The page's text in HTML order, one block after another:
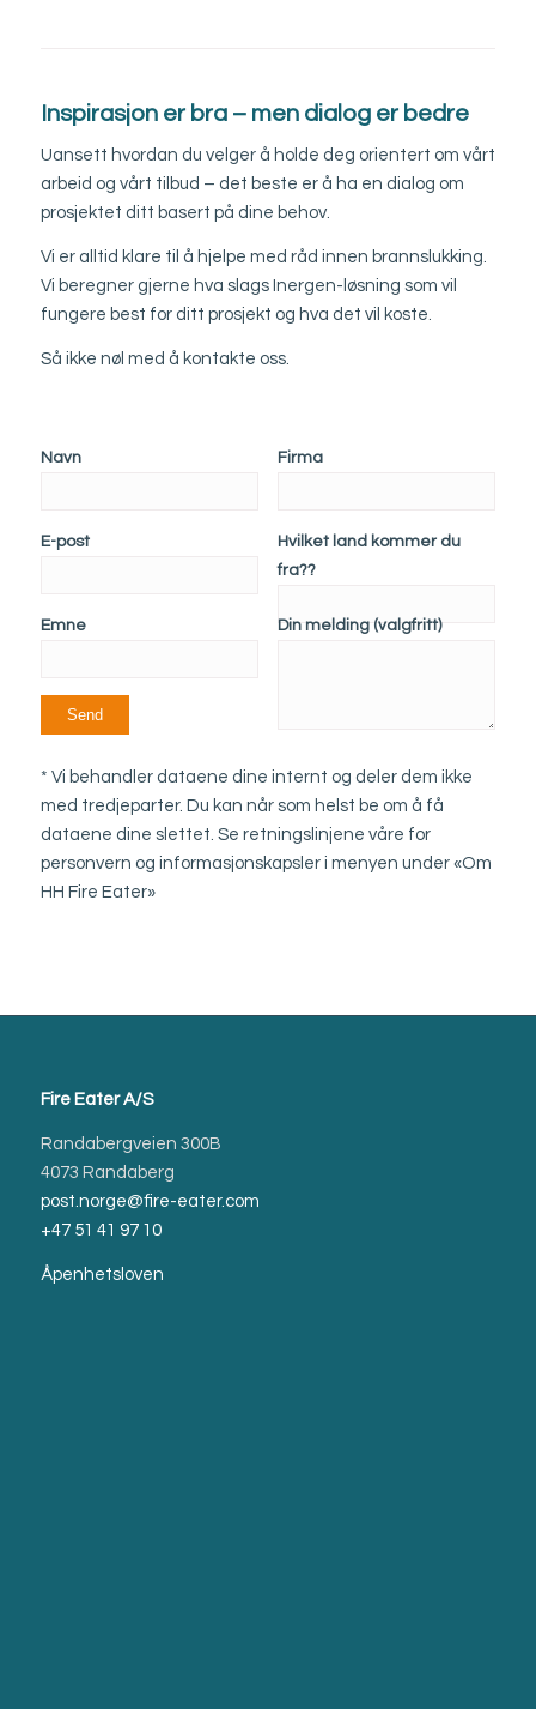
Inspirasjon er bra – men dialog er bedre
Uansett hvordan du velger å holde deg orientert om vårt
arbeid og vårt tilbud – det beste er å ha en dialog om
prosjektet ditt basert på dine behov.
Vi er alltid klare til å hjelpe med råd innen brannslukking.
Vi beregner gjerne hva slags Inergen-løsning som vil
fungere best for ditt prosjekt og hva det vil koste.
Så ikke nøl med å kontakte oss.
Navn Firma
E-post
Hvilket land kommer du
fra??
Emne Din melding (valgfritt)
* Vi behandler dataene dine internt og deler dem ikke
med tredjeparter. Du kan når som helst be om å få
dataene dine slettet. Se retningslinjene våre for
personvern og informasjonskapsler i menyen under «Om
HH Fire Eater»
Fire Eater A/S
Randabergveien 300B
4073 Randaberg
post.norge@fire-eater.com
+47 51 41 97 10
Åpenhetsloven